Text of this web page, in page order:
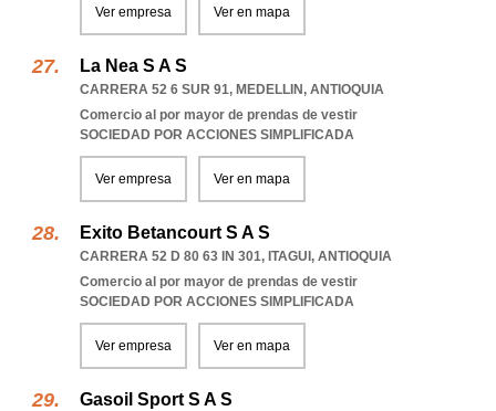
Ver empresa Ver en mapa
La Nea S A S
CARRERA 52 6 SUR 91, MEDELLIN, ANTIOQUIA
Comercio al por mayor de prendas de vestir
SOCIEDAD POR ACCIONES SIMPLIFICADA
Ver empresa Ver en mapa
Exito Betancourt S A S
CARRERA 52 D 80 63 IN 301, ITAGUI , ANTIOQUIA
Comercio al por mayor de prendas de vestir
SOCIEDAD POR ACCIONES SIMPLIFICADA
Ver empresa Ver en mapa
Gasoil Sport S A S